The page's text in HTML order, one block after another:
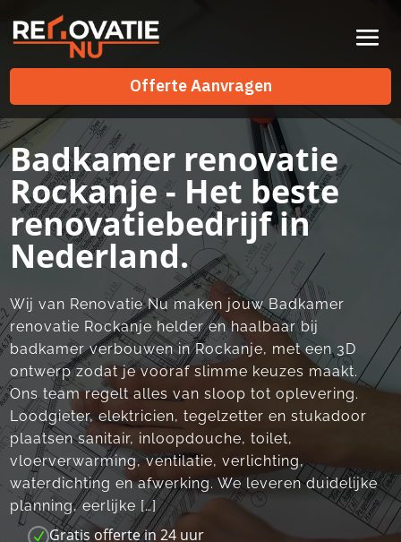
Offerte Aanvragen
Offerte Aanvragen
Badkamer renovatie
Rockanje - Het beste
renovatiebedrijf in
Nederland.
Wij van Renovatie Nu maken jouw Badkamer
renovatie Rockanje helder en haalbaar bij
badkamer verbouwen in Rockanje, met een 3D
ontwerp zodat je vooraf slimme keuzes maakt.​
Ons team regelt alles van sloop tot oplevering.​
Loodgieter, elektricien, tegelzetter en stukadoor
plaatsen sanitair, inloopdouche, toilet,
vloerverwarming, ventilatie, verlichting,
waterdichting en afwerking.​ We leveren duidelijke
planning, eerlijke […]
N Gratis offerte in 24 uur